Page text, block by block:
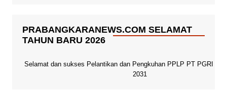
PRABANGKARANEWS.COM SELAMAT
TAHUN BARU 2026
Selamat dan sukses Pelantikan dan Pengkuhan PPLP PT PGRI
2031